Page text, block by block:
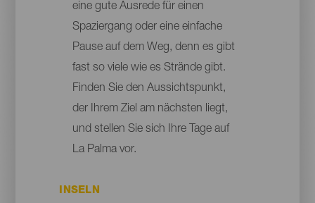
eine gute Ausrede für einen
Spaziergang oder eine einfache
Pause auf dem Weg, denn es gibt
fast so viele wie es Strände gibt.
Finden Sie den Aussichtspunkt,
der Ihrem Ziel am nächsten liegt,
und stellen Sie sich Ihre Tage auf
La Palma vor.
INSELN